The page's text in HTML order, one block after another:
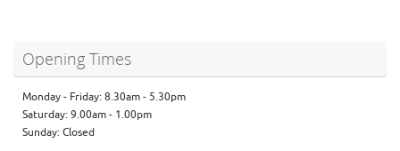
Opening Times
Monday - Friday: 8.30am - 5.30pm
Saturday: 9.00am - 1.00pm
Sunday: Closed